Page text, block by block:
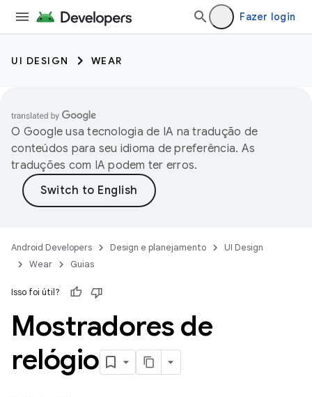
Fazer login
UI DESIGN WEAR
O Google usa tecnologia de IA na tradução de
conteúdos para seu idioma de preferência. As
traduções com IA podem ter erros.
Android Developers Design e planejamento
UI Design
Wear
Guias
Isso foi útil?
Mostradores de
relógio